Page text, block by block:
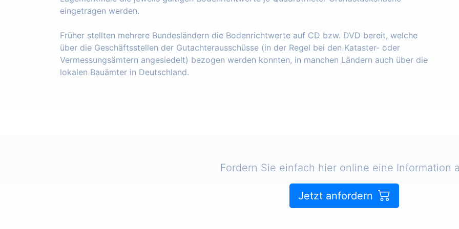
eingetragen werden.
Früher stellten mehrere Bundesländern die Bodenrichtwerte auf CD bzw. DVD bereit, welche
über die Geschäftsstellen der Gutachterausschüsse (in der Regel bei den Kataster- oder
Vermessungsämtern angesiedelt) bezogen werden konnten, in manchen Ländern auch über die
lokalen Bauämter in Deutschland.
Fordern Sie einfach hier online eine Information
Jetzt anfordern